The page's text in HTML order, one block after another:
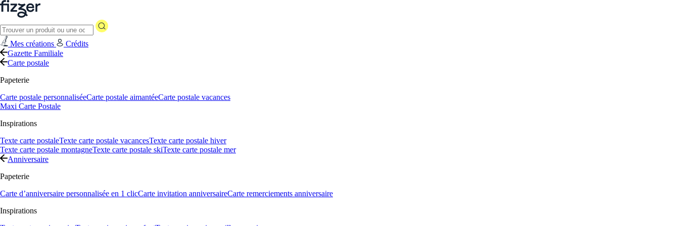
Mes créations
Crédits
Gazette Familiale
Carte postale
Papeterie
Carte postale personnaliséeCarte postale aimantéeCarte postale vacances
Maxi Carte Postale
Inspirations
Texte carte postaleTexte carte postale vacancesTexte carte postale hiver
Texte carte postale montagneTexte carte postale skiTexte carte postale mer
Anniversaire
Papeterie
Carte d’anniversaire personnalisée en 1 clicCarte invitation anniversaireCarte remerciements anniversaire
Inspirations